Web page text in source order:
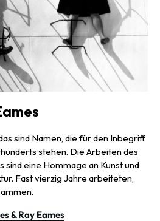
sind Namen, die für den Inbegriff
stehen. Die Arbeiten des
sind eine Hommage an Kunst und
Fast vierzig Jahre arbeiteten,
& Ray Eames